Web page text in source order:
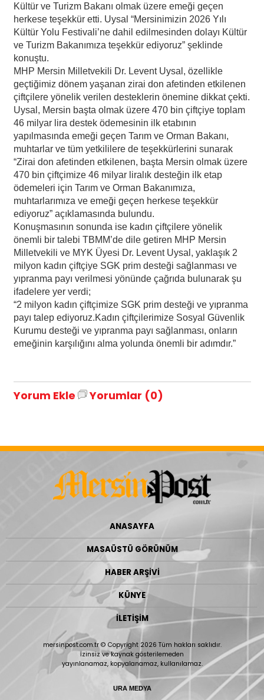
Kültür ve Turizm Bakanı olmak üzere emeği geçen
herkese teşekkür etti. Uysal “Mersinimizin 2026 Yılı
Kültür Yolu Festivali’ne dahil edilmesinden dolayı Kültür
ve Turizm Bakanımıza teşekkür ediyoruz” şeklinde
konuştu.
MHP Mersin Milletvekili Dr. Levent Uysal, özellikle
geçtiğimiz dönem yaşanan zirai don afetinden etkilenen
çiftçilere yönelik verilen desteklerin önemine dikkat çekti.
Uysal, Mersin başta olmak üzere 470 bin çiftçiye toplam
46 milyar lira destek ödemesinin ilk etabının
yapılmasında emeği geçen Tarım ve Orman Bakanı,
muhtarlar ve tüm yetkililere de teşekkürlerini sunarak
“Zirai don afetinden etkilenen, başta Mersin olmak üzere
470 bin çiftçimize 46 milyar liralık desteğin ilk etap
ödemeleri için Tarım ve Orman Bakanımıza,
muhtarlarımıza ve emeği geçen herkese teşekkür
ediyoruz” açıklamasında bulundu.
Konuşmasının sonunda ise kadın çiftçilere yönelik
önemli bir talebi TBMM’de dile getiren MHP Mersin
Milletvekili ve MYK Üyesi Dr. Levent Uysal, yaklaşık 2
milyon kadın çiftçiye SGK prim desteği sağlanması ve
yıpranma payı verilmesi yönünde çağrıda bulunarak şu
ifadelere yer verdi;
“2 milyon kadın çiftçimize SGK prim desteği ve yıpranma
payı talep ediyoruz.Kadın çiftçilerimize Sosyal Güvenlik
Kurumu desteği ve yıpranma payı sağlanması, onların
emeğinin karşılığını alma yolunda önemli bir adımdır.”
Yorum Ekle Yorumlar (0)
ANASAYFA
MASAÜSTÜ GÖRÜNÜM
HABER ARŞİVİ
KÜNYE
İLETİŞİM
mersinpost.com.tr © Copyright 2026 Tüm hakları saklıdır.
İzinsiz ve kaynak gösterilemeden
yayınlanamaz, kopyalanamaz, kullanılamaz.
URA MEDYA